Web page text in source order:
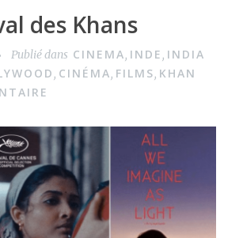
des Khans
Publié dans CINEMA, INDE, INDIA
, CINÉMA, FILMS, KHAN